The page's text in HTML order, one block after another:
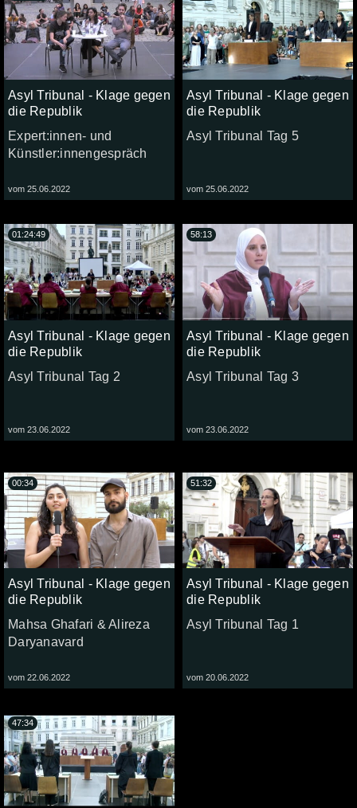
Asyl Tribunal - Klage gegen
die Republik
Expert:innen- und
Künstler:innengespräch
vom 25.06.2022
Asyl Tribunal - Klage gegen
die Republik
Asyl Tribunal Tag 5
vom 25.06.2022
Asyl Tribunal - Klage gegen
die Republik
Asyl Tribunal Tag 2
vom 23.06.2022
01:24:49
Asyl Tribunal - Klage gegen
die Republik
Asyl Tribunal Tag 3
vom 23.06.2022
58:13
Asyl Tribunal - Klage gegen
die Republik
Mahsa Ghafari & Alireza
Daryanavard
vom 22.06.2022
00:34
Asyl Tribunal - Klage gegen
die Republik
Asyl Tribunal Tag 1
vom 20.06.2022
51:32
47:34